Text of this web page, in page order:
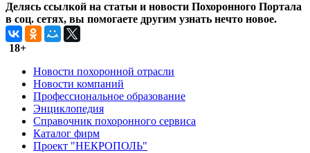
Делясь ссылкой на статьи и новости Похоронного Портала
в соц. сетях, вы помогаете другим узнать нечто новое.
18+
Новости похоронной отрасли
Новости компаний
Профессиональное образование
Энциклопедия
Справочник похоронного сервиса
Каталог фирм
Проект "НЕКРОПОЛЬ"